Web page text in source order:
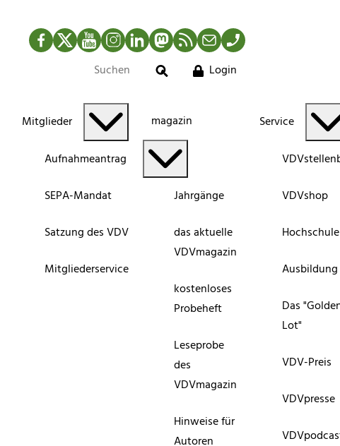
Facebook
TwitterYouTubeInstagram
LinkedInMastodonRSS-Newsfeed
MailTelefon
Suche
Login
Mitglieder
Aufnahmeantrag
SEPA-Mandat
Satzung des VDV
Mitgliederservice
magazin
Jahrgänge
das aktuelle
VDVmagazin
kostenloses
Probeheft
Leseprobe
des
VDVmagazin
Hinweise für
Autoren
Service
VDVshop
Ausbildung
Das
Lot"
VDV-Preis
VDVpresse